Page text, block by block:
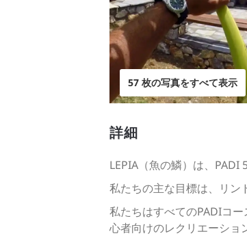
57 枚の写真をすべて表示
詳細
LEPIA（魚の鱗）は、
私たちの主な目標は、リン
私たちはすべてのPADIコ
心者向けのレクリエーショ